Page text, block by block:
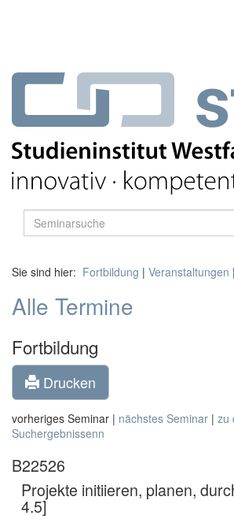
Sie sind hier: Fortbildung | Veranstaltungen |
Alle Termine
Fortbildung
Drucken
vorheriges Seminar | nächstes Seminar | zu
Suchergebnissenn
B22526
Projekte initiieren, planen,
4.5]